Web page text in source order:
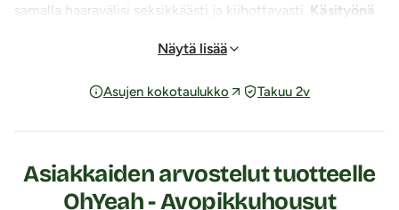
samalla haaravälisi seksikkäästi ja kiihottavasti. Käsityönä
avopikkuhousut ovat ilmavaa kangasta ja ne
Näiden OhYeah-brändin laadukkaiden haarattomien low-
keskellä vyötärönauhaa pakaravaon kohdalla.
Näytä lisää
Asujen kokotaulukko Takuu 2v
Asiakkaiden arvostelut tuotteelle
OhYeah - Avopikkuhousut